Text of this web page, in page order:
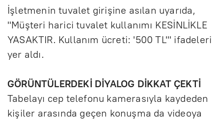
İşletmenin tuvalet girişine asılan uyarıda,
"Müşteri harici tuvalet kullanımı KESİNLİKLE
YASAKTIR. Kullanım ücreti: '500 TL'" ifadeleri
yer aldı.
GÖRÜNTÜLERDEKİ DİYALOG DİKKAT ÇEKTİ
Tabelayı cep telefonu kamerasıyla kaydeden
kişiler arasında geçen konuşma da videoya